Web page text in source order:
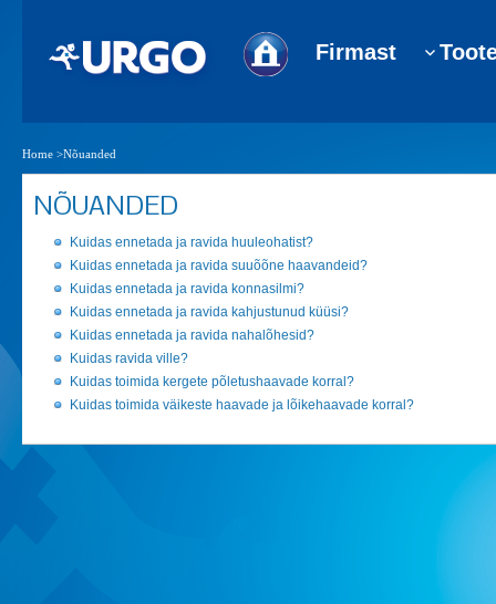
Firmast
Home >Nõuanded
NÕUANDED
Kuidas ennetada ja ravida huuleohatist?
Kuidas ennetada ja ravida suuõõne haavandeid?
Kuidas ennetada ja ravida konnasilmi?
Kuidas ennetada ja ravida kahjustunud küüsi?
Kuidas ennetada ja ravida nahalõhesid?
Kuidas ravida ville?
Kuidas toimida kergete põletushaavade korral?
Kuidas toimida väikeste haavade ja lõikehaavade korral?